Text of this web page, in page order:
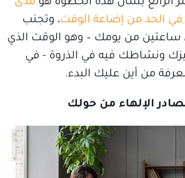
الرائع بشأن هذه الخطوة هو مدى
في الحد من إضاعة الوقت، وتجنب
ساعتين من يومك – وهو الوقت الذي
ونشاطك فيه في الذروة - في
من أين عليك البدء.